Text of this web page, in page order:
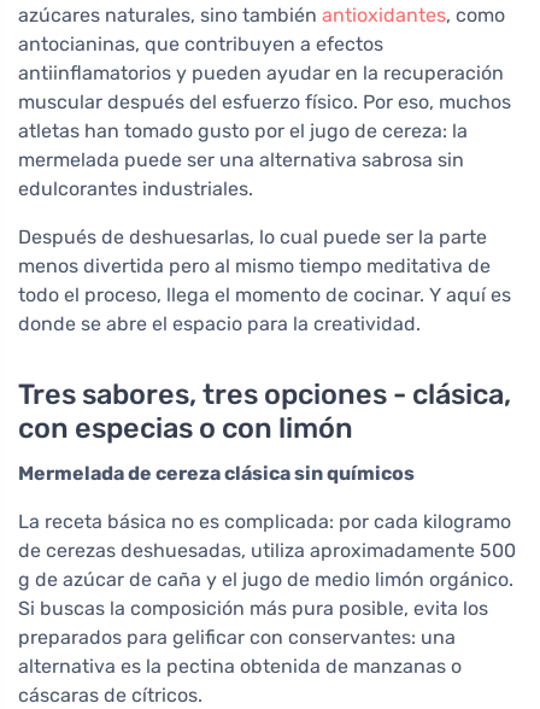
azúcares naturales, sino también antioxidantes, como
antocianinas, que contribuyen a efectos
antiinflamatorios y pueden ayudar en la recuperación
muscular después del esfuerzo físico. Por eso, muchos
atletas han tomado gusto por el jugo de cereza: la
mermelada puede ser una alternativa sabrosa sin
edulcorantes industriales.
Después de deshuesarlas, lo cual puede ser la parte
menos divertida pero al mismo tiempo meditativa de
todo el proceso, llega el momento de cocinar. Y aquí es
donde se abre el espacio para la creatividad.
Tres sabores, tres opciones - clásica,
con especias o con limón
Mermelada de cereza clásica sin químicos
La receta básica no es complicada: por cada kilogramo
de cerezas deshuesadas, utiliza aproximadamente 500
g de azúcar de caña y el jugo de medio limón orgánico.
Si buscas la composición más pura posible, evita los
preparados para gelificar con conservantes: una
alternativa es la pectina obtenida de manzanas o
cáscaras de cítricos.